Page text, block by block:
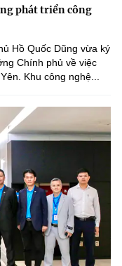
phát triển công
Hồ Quốc Dũng vừa ký
Chính phủ về việc
Khu công nghệ...